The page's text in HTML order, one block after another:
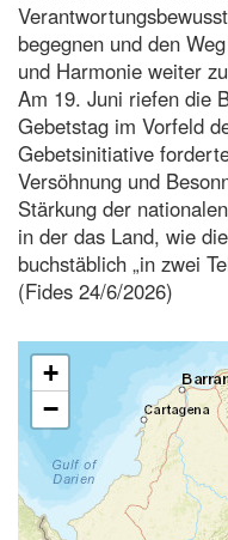
begegnen und den
und Harmonie weiter
Am 19. Juni riefen die
Gebetstag im Vorfeld
Gebetsinitiative
Versöhnung und
Stärkung der
in der das Land, wie
buchstäblich „in zwei
(Fides 24/6/2026)
+
−